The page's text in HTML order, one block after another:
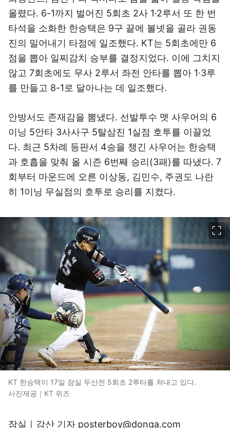
올렸다. 6-1까지 벌어진 5회초 2사 1·2루서 또 한 번
타석을 소화한 한승택은 9구 끝에 볼넷을 골라 권동
진의 밀어내기 타점에 일조했다. KT는 5회초에만 6
점을 뽑아 일찌감치 승부를 결정지었다. 이에 그치지
않고 7회초에도 무사 2루서 좌전 안타를 뽑아 1·3루
를 만들고 8-1로 달아나는 데 일조했다.
안방서도 존재감을 뽐냈다. 선발투수 맷 사우어의 6
이닝 5안타 3사사구 5탈삼진 1실점 호투를 이끌었
다. 최근 5차례 등판서 4승을 챙긴 사우어는 한승택
과 호흡을 맞춰 올 시즌 6번째 승리(3패)를 따냈다. 7
회부터 마운드에 오른 이상동, 김민수, 주권도 나란
히 1이닝 무실점의 호투로 승리를 지켰다.
KT 한승택이 17일 잠실 두산전 5회초 2루타를 쳐내고 있다.
사진제공｜KT 위즈
잠실｜강산 기자 posterboy@donga.com